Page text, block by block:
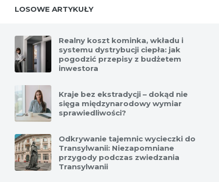
LOSOWE ARTYKUŁY
Realny koszt kominka, wkładu i
systemu dystrybucji ciepła: jak
pogodzić przepisy z budżetem
inwestora
Kraje bez ekstradycji – dokąd nie
sięga międzynarodowy wymiar
sprawiedliwości?
Odkrywanie tajemnic wycieczki do
Transylwanii: Niezapomniane
przygody podczas zwiedzania
Transylwanii